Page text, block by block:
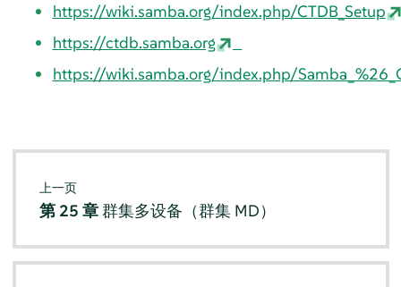
https://wiki.samba.org/index.php/CTDB_Setup
https://ctdb.samba.org
https://wiki.samba.org/index.php/
上一页
第 25 章群集多设备（群集 MD）